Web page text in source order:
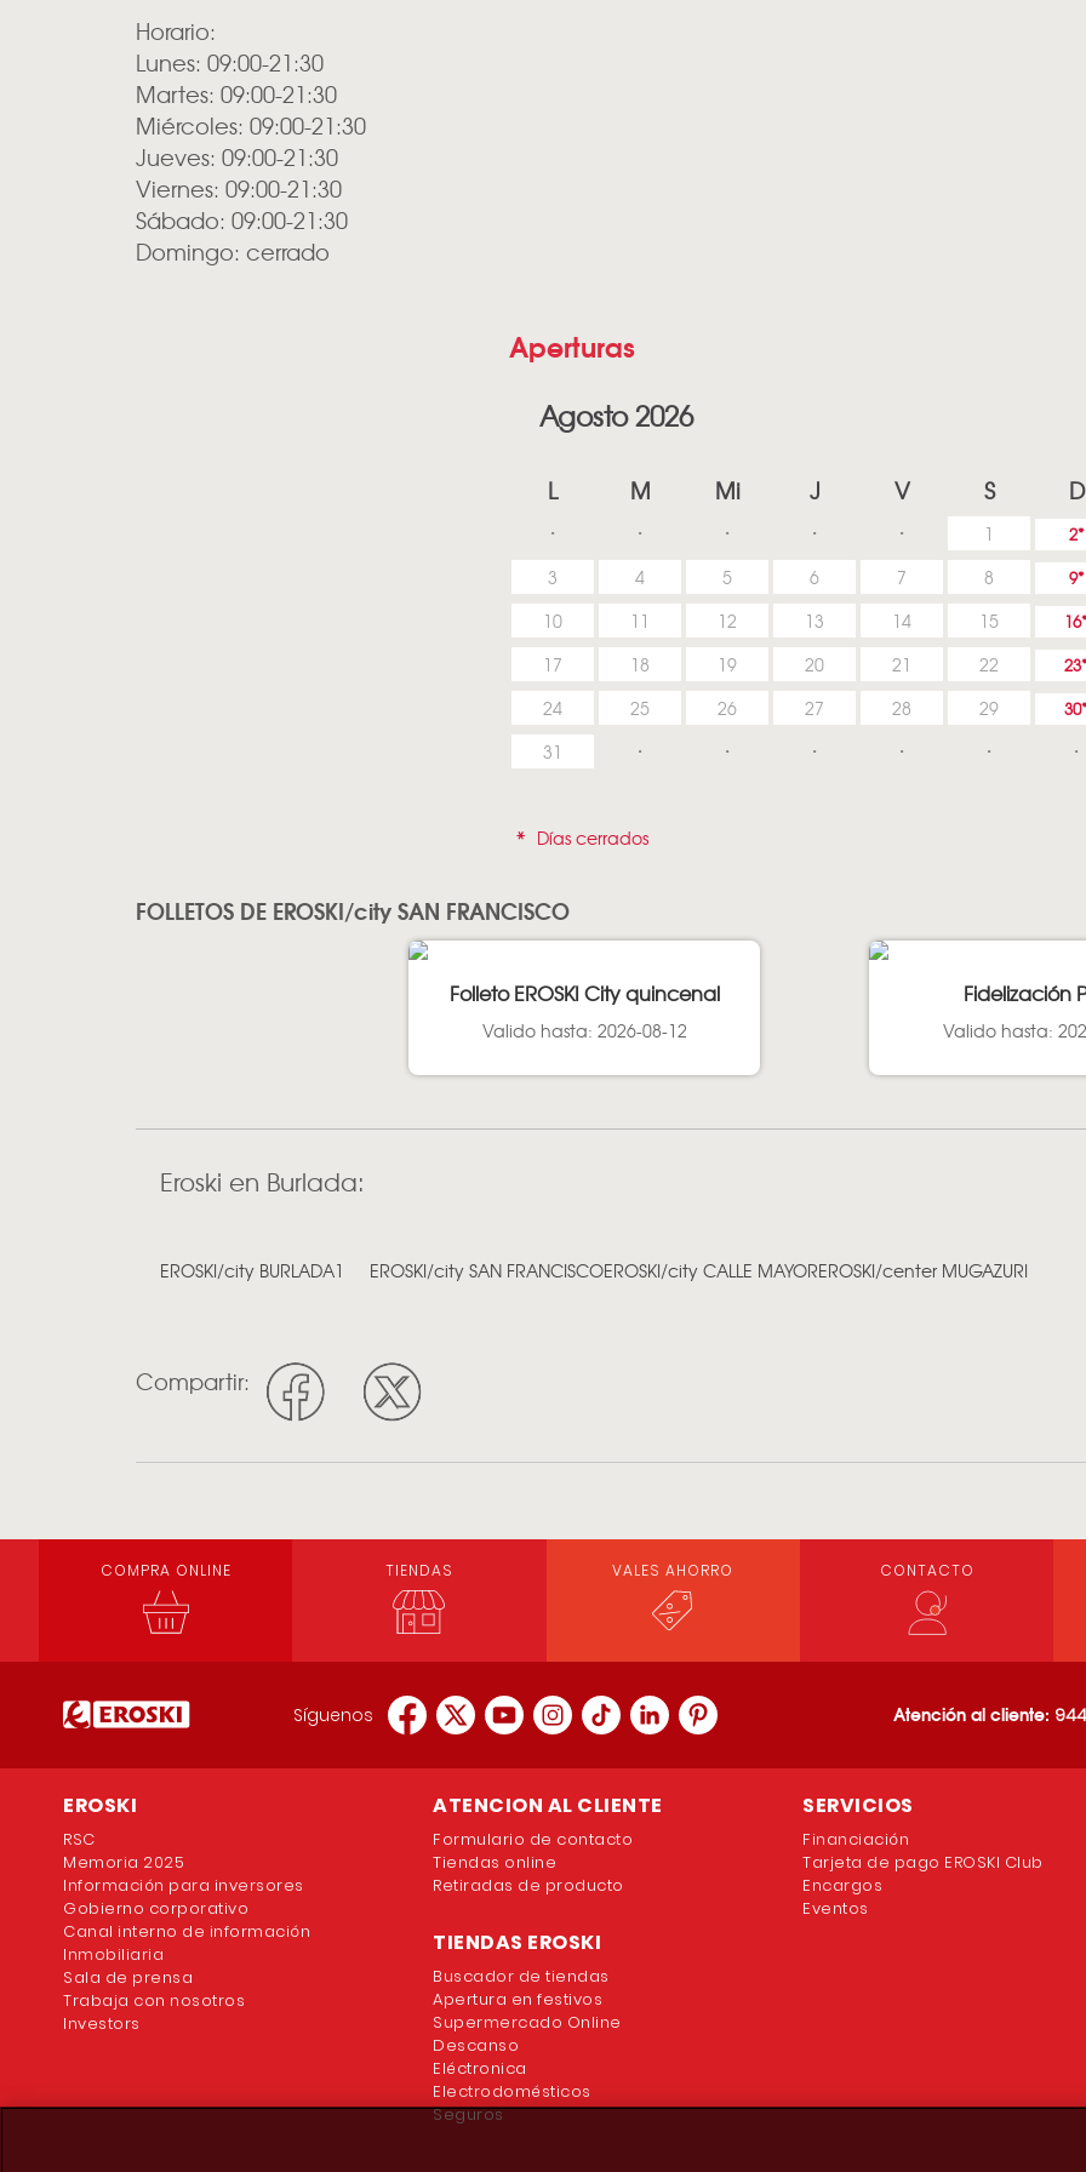
Horario:
Lunes: 09:00-21:30
Martes: 09:00-21:30
Miércoles: 09:00-21:30
Jueves: 09:00-21:30
Viernes: 09:00-21:30
Sábado: 09:00-21:30
Domingo: cerrado
Aperturas
Agosto 2026
L M Mi J V S D
1 2
3 4 5 6 7 8 9
10 11 12 13 14 15 16
17 18 19 20 21 22 23
24 25 26 27 28 29 30
31
* Días cerrados
FOLLETOS DE EROSKI/city SAN FRANCISCO
Folleto EROSKI City quincenal
Valido hasta: 2026-08-12
Fidelización
Valido hasta:
Eroski en Burlada:
EROSKI/city BURLADA1 EROSKI/city SAN FRANCISCOEROSKI/city CALLE MAYOREROSKI/center MUGAZURI
Compartir:
COMPRA ONLINE TIENDAS VALES AHORRO CONTACTO
Síguenos Atención al cliente:
EROSKI
RSC
Memoria 2025
Información para inversores
Gobierno corporativo
Canal interno de información
Inmobiliaria
Sala de prensa
Trabaja con nosotros
Investors
ATENCION AL CLIENTE
Formulario de contacto
Tiendas online
Retiradas de producto
TIENDAS EROSKI
Buscador de tiendas
Apertura en festivos
Supermercado Online
Descanso
Eléctronica
Electrodomésticos
Seguros
SERVICIOS
Financiación
Tarjeta de pago EROSKI Club
Encargos
Eventos